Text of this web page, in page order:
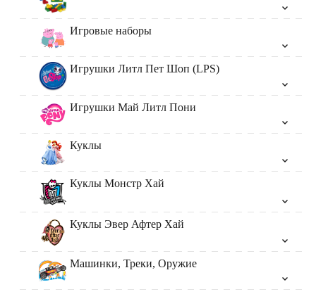
Игровые наборы
Игрушки Литл Пет Шоп (LPS)
Игрушки Май Литл Пони
Куклы
Куклы Монстр Хай
Куклы Эвер Афтер Хай
Машинки, Треки, Оружие